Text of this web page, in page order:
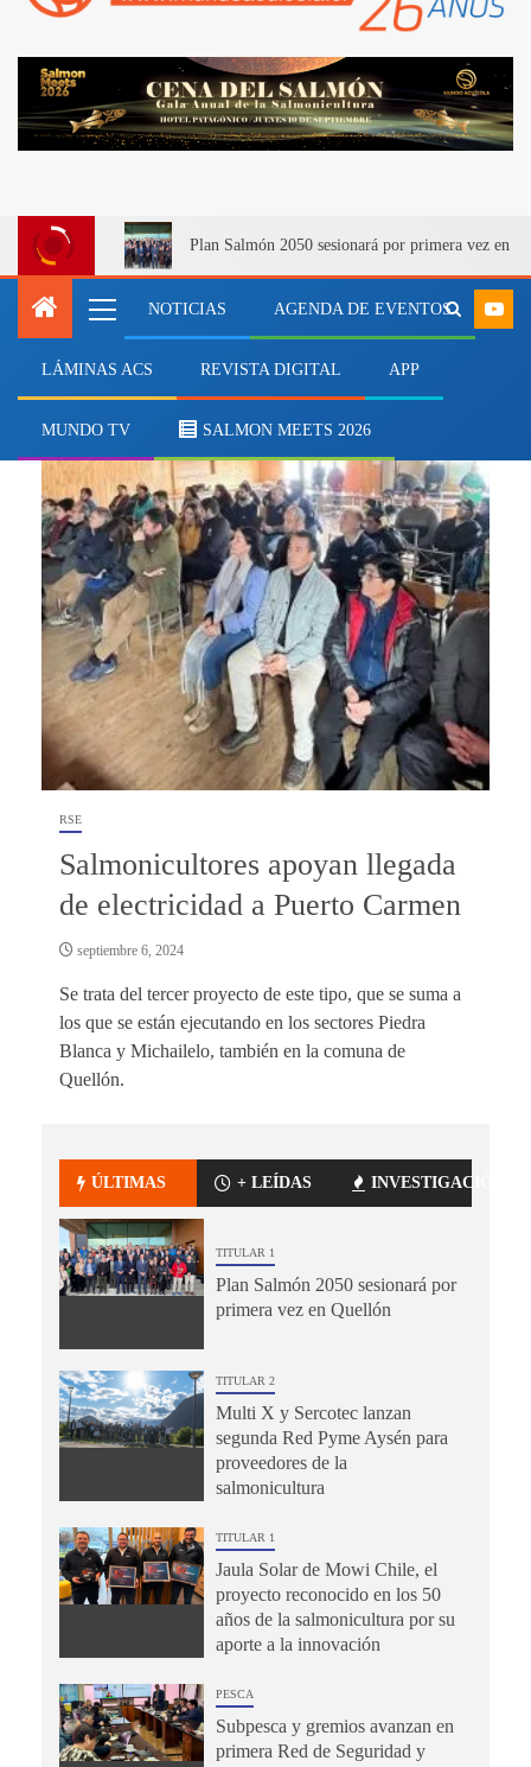
Plan Salmón 2050 sesionará por primera vez en
NOTICIAS AGENDA DE EVENTOS
LÁMINAS ACS REVISTA DIGITAL APP
MUNDO TV SALMON MEETS 2026
zonas rezagadas
RSE
Salmonicultores apoyan llegada
de electricidad a Puerto Carmen
septiembre 6, 2024
Se trata del tercer proyecto de este tipo, que se suma a
los que se están ejecutando en los sectores Piedra
Blanca y Michailelo, también en la comuna de
Quellón.
ÚLTIMAS + LEÍDAS INVESTIGACIÓN
TITULAR 1
Plan Salmón 2050 sesionará por
primera vez en Quellón
TITULAR 2
Multi X y Sercotec lanzan
segunda Red Pyme Aysén para
proveedores de la
salmonicultura
TITULAR 1
Jaula Solar de Mowi Chile, el
proyecto reconocido en los 50
años de la salmonicultura por su
aporte a la innovación
PESCA
Subpesca y gremios avanzan en
primera Red de Seguridad y